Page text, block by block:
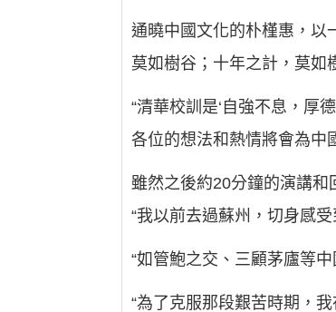
通曉中國文化的朴槿惠，以
莫如樹谷；十年之計，莫如
“清華校訓是‘自強不息，厚
各位的想法和熱情將會為中
雖然之後約20分鐘的演講和
“我以前去過蘇州，切身感受
“如管鮑之交、三顧茅廬等
“為了克服那段艱苦時期，